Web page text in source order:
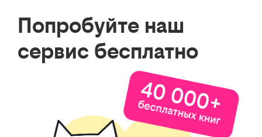
Попробуйте наш
сервис бесплатно